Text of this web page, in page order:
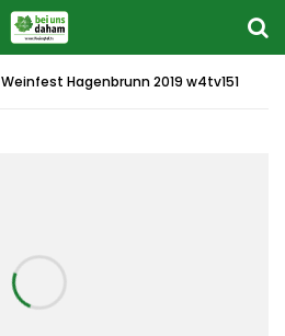
Weinfest Hagenbrunn 2019 w4tv151